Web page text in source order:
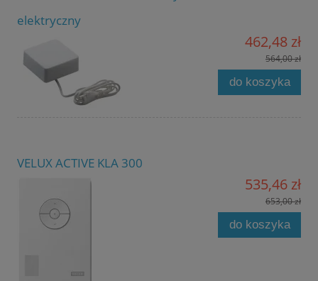
elektryczny
462,48 zł
564,00 zł
do koszyka
VELUX ACTIVE KLA 300
535,46 zł
653,00 zł
do koszyka